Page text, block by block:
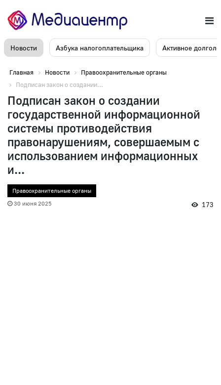
Новости Азбука налогоплательщика Активное
Главная Новости
Правоохранительные органы
Подписан закон о создании...
Подписан закон о создании
государственной информационной
системы противодействия
правонарушениям, совершаемым с
использованием информационных
и...
Правоохранительные органы
30 июня 2025
173